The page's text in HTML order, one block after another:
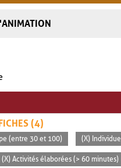
(4)
(entre 30 et 100) (X)
(X) Activités élaborées (> 60 minutes)